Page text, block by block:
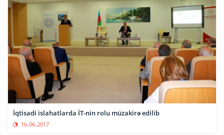
İqtisadi islahatlarda İT-nin rolu müzakirə edilib
16-06-2017